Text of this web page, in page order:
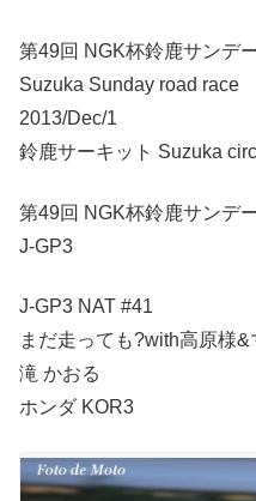
第49回 NGK杯鈴鹿サンデ
Suzuka Sunday road race
2013/Dec/1
鈴鹿サーキット Suzuka
第49回 NGK杯鈴鹿サンデ
J-GP3
J-GP3 NAT #41
まだ走っても?with高原様
滝 かおる
ホンダ KOR3